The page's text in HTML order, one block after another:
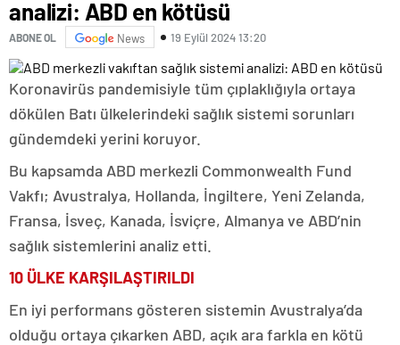
analizi: ABD en kötüsü
ABONE OL News 19 Eylül 2024 13:20
Koronavirüs pandemisiyle tüm çıplaklığıyla ortaya
dökülen Batı ülkelerindeki sağlık sistemi sorunları
gündemdeki yerini koruyor.
Bu kapsamda ABD merkezli Commonwealth Fund
Vakfı; Avustralya, Hollanda, İngiltere, Yeni Zelanda,
Fransa, İsveç, Kanada, İsviçre, Almanya ve ABD’nin
sağlık sistemlerini analiz etti.
10 ÜLKE KARŞILAŞTIRILDI
En iyi performans gösteren sistemin Avustralya’da
olduğu ortaya çıkarken ABD, açık ara farkla en kötü